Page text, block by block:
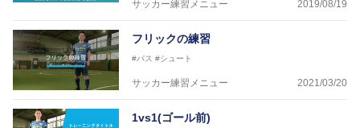
【資格】
JFA公認A級コーチジェネラルライセンス・JFA公認フ
ットサルB級コーチライセンス
横山 哲久
【指導歴】
【資格】
サッカー練習メニュー 2019/08/19
フリックの練習
#パス #シュート
サッカー練習メニュー 2021/03/20
1vs1(ゴール前)